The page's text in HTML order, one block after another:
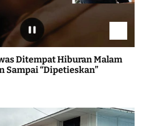
Ditempat Hiburan Malam
Sampai “Dipetieskan”